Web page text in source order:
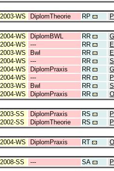
2003-WS DiplomTheorie RP
2004-WS DiplomBWL RR
2004-WS --- RR
2003-WS Bwl RR
2004-WS --- RR
2004-WS DiplomPraxis RR
2004-WS --- RR
2003-WS Bwl RR
2004-WS DiplomPraxis RR
2003-SS DiplomPraxis RS
2002-SS DiplomTheorie RS
2004-WS DiplomPraxis RT
2008-SS --- SA